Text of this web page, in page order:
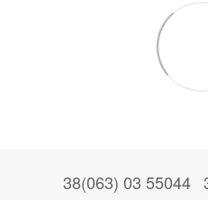
38(063) 03 55044